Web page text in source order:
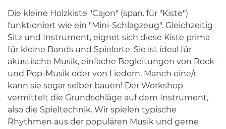
Die kleine Holzkiste "Cajon" (span. für "Kiste")
funktioniert wie ein "Mini-Schlagzeug". Gleichzeitig
Sitz und Instrument, eignet sich diese Kiste prima
für kleine Bands und Spielorte. Sie ist ideal für
akustische Musik, einfache Begleitungen von Rock-
und Pop-Musik oder von Liedern. Manch eine/r
kann sie sogar selber bauen! Der Workshop
vermittelt die Grundschläge auf dem Instrument,
also die Spieltechnik. Wir spielen typische
Rhythmen aus der populären Musik und gerne